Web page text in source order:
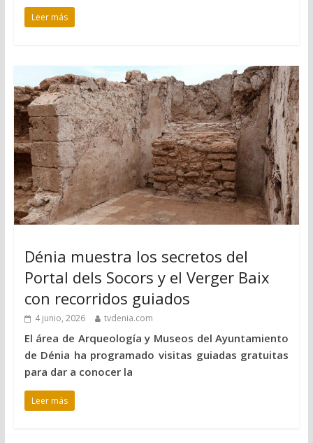
Leer más
Dénia muestra los secretos del
Portal dels Socors y el Verger Baix
con recorridos guiados
4 junio, 2026 tvdenia.com
El área de Arqueología y Museos del Ayuntamiento
de Dénia ha programado visitas guiadas gratuitas
para dar a conocer la
Leer más